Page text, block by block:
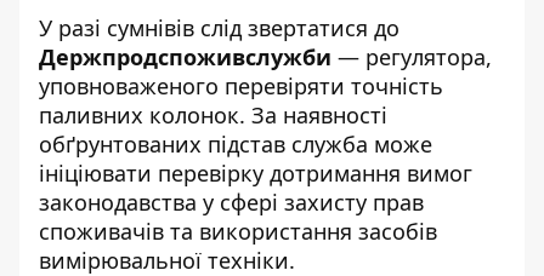
У разі сумнівів слід звертатися до
Держпродспоживслужби — регулятора,
уповноваженого перевіряти точність
паливних колонок. За наявності
обґрунтованих підстав служба може
ініціювати перевірку дотримання вимог
законодавства у сфері захисту прав
споживачів та використання засобів
вимірювальної техніки.